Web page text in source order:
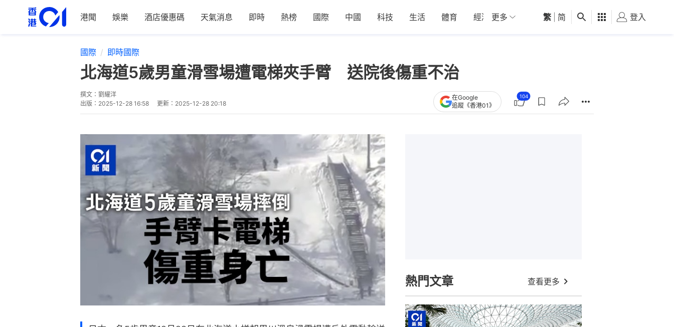
港聞 娛樂 酒店優惠碼 天氣消息 即時 熱榜 國際 中國 科技 生活 體育 經濟 01深圳 觀點 健康 好食玩飛
更多 繁 简 登入
國際 即時國際
北海道5歲男童滑雪場遭電梯夾手臂 送院後傷重不治
撰文： 劉耀洋
出版： 2025-12-28 16:58 更新： 2025-12-28 20:18
在Google
追蹤《香港01》
104
熱門文章 查看更多